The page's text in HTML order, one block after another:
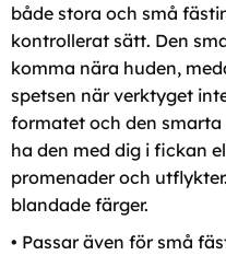
både stora och små
kontrollerat sätt. Den
komma nära huden,
spetsen när verktyget
formatet och den
ha den med dig i fickan
promenader och
blandade färger.
• Passar även för små